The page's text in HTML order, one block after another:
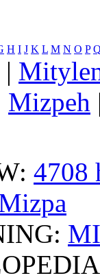
H I J K L M N O P Q
|
Mizpeh |
4708